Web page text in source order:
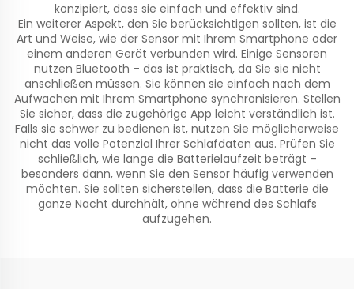
konzipiert, dass sie einfach und effektiv sind.
Ein weiterer Aspekt, den Sie berücksichtigen sollten, ist die
Art und Weise, wie der Sensor mit Ihrem Smartphone oder
einem anderen Gerät verbunden wird. Einige Sensoren
nutzen Bluetooth – das ist praktisch, da Sie sie nicht
anschließen müssen. Sie können sie einfach nach dem
Aufwachen mit Ihrem Smartphone synchronisieren. Stellen
Sie sicher, dass die zugehörige App leicht verständlich ist.
Falls sie schwer zu bedienen ist, nutzen Sie möglicherweise
nicht das volle Potenzial Ihrer Schlafdaten aus. Prüfen Sie
schließlich, wie lange die Batterielaufzeit beträgt –
besonders dann, wenn Sie den Sensor häufig verwenden
möchten. Sie sollten sicherstellen, dass die Batterie die
ganze Nacht durchhält, ohne während des Schlafs
aufzugehen.